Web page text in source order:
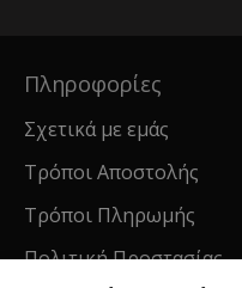
Πληροφορίες
Σχετικά με εμάς
Τρόποι Αποστολής
Τρόποι Πληρωμής
Πολιτική Προστασίας